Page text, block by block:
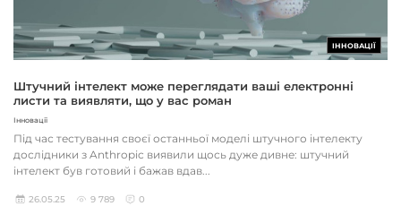
ІННОВАЦІЇ
Штучний інтелект може переглядати ваші електронні
листи та виявляти, що у вас роман
Інновації
Під час тестування своєї останньої моделі штучного інтелекту
дослідники з Anthropic виявили щось дуже дивне: штучний
інтелект був готовий і бажав вдав...
26.05.25 9 789 0